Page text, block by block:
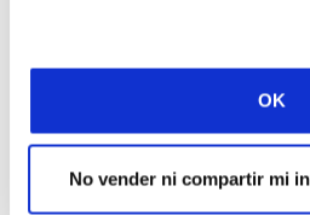
OK
No vender ni compartir mi
Todas las historias
SUSCRIBIRSE A
Nombre de pila: